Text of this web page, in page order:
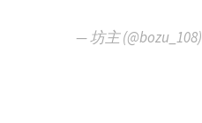
— 坊主 (@bozu_108)